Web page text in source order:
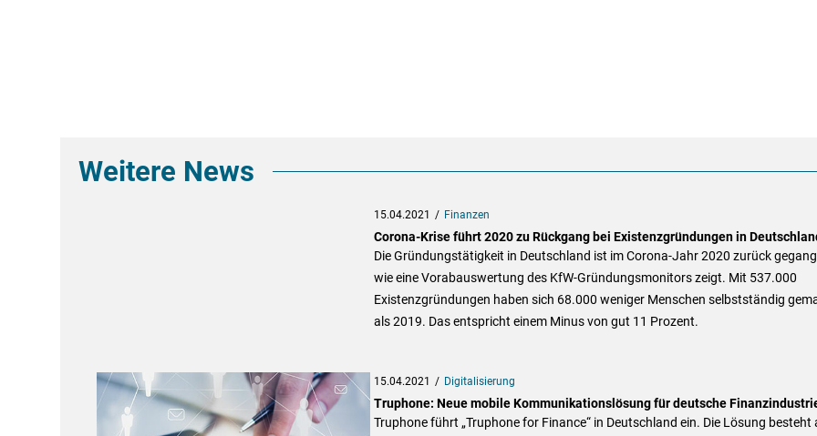
Weitere News
15.04.2021 Finanzen
Corona-Krise führt 2020 zu Rückgang bei Existenzgründungen in
Die Gründungstätigkeit in Deutschland ist im Corona-Jahr 2020 zurück
wie eine Vorabauswertung des KfW-Gründungsmonitors zeigt. Mit 537.000
Existenzgründungen haben sich 68.000 weniger Menschen selbstständig
als 2019. Das entspricht einem Minus von gut 11 Prozent.
15.04.2021 Digitalisierung
Truphone: Neue mobile Kommunikationslösung für deutsche
Truphone führt „Truphone for Finance“ in Deutschland ein. Die Lösung besteht